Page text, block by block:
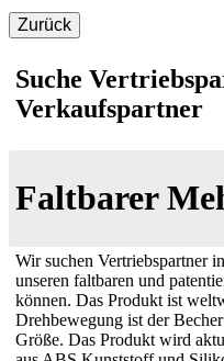
Zurück
Suche
Verkaufspartner
Faltbarer
Wir suchen Vertriebspartner
unseren faltbaren und
können. Das Produkt ist
Drehbewegung ist der
Größe. Das Produkt wird